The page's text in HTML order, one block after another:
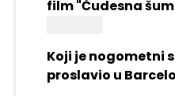
film "Čudesna
Koji je nogometni
proslavio u